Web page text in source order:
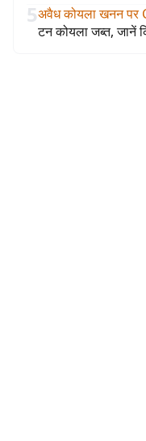
5अवैध कोयला खनन पर
टन कोयला जब्त, जानें